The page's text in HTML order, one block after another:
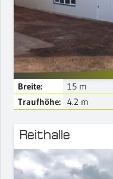
Breite: 15m
Traufhöhe:
4.2 m
Reithalle